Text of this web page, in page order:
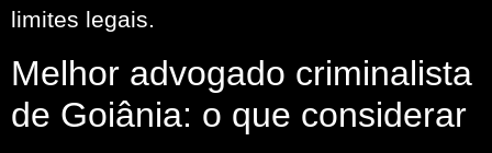
limites legais.
Melhor advogado criminalista
de Goiânia: o que considerar